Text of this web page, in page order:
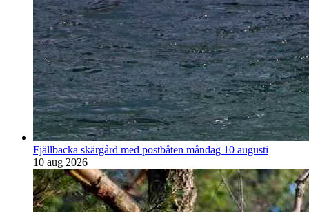
Fjällbacka skärgård med postbåten måndag 10 augusti
10 aug 2026